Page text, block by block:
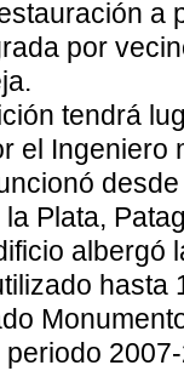
a
por
tendrá
el Ingeniero
Plata,
albergó
hasta